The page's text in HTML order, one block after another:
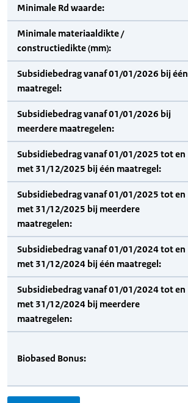
Minimale Rd waarde:
Minimale materiaaldikte /
constructiedikte (mm):
Subsidiebedrag vanaf 01/01/2026 bij één
maatregel:
Subsidiebedrag vanaf 01/01/2026 bij
meerdere maatregelen:
Subsidiebedrag vanaf 01/01/2025 tot en
met 31/12/2025 bij één maatregel:
Subsidiebedrag vanaf 01/01/2025 tot en
met 31/12/2025 bij meerdere
maatregelen:
Subsidiebedrag vanaf 01/01/2024 tot en
met 31/12/2024 bij één maatregel:
Subsidiebedrag vanaf 01/01/2024 tot en
met 31/12/2024 bij meerdere
maatregelen:
Biobased Bonus: